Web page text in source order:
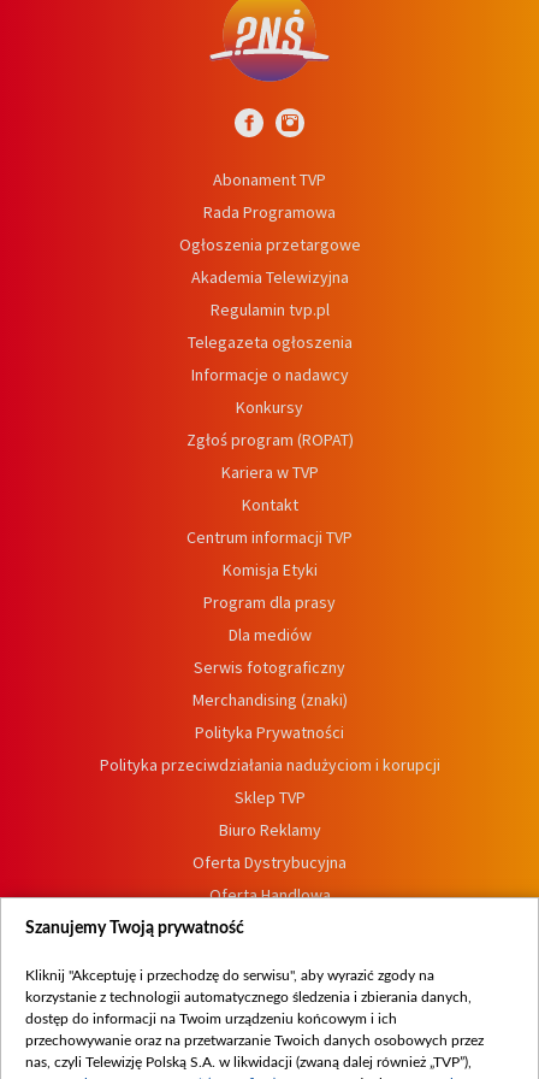
Abonament TVP
Rada Programowa
Ogłoszenia przetargowe
Akademia Telewizyjna
Regulamin tvp.pl
Telegazeta ogłoszenia
Informacje o nadawcy
Konkursy
Zgłoś program (ROPAT)
Kariera w TVP
Kontakt
Centrum informacji TVP
Komisja Etyki
Program dla prasy
Dla mediów
Serwis fotograficzny
Merchandising (znaki)
Polityka Prywatności
Polityka przeciwdziałania nadużyciom i korupcji
Sklep TVP
Biuro Reklamy
Oferta Dystrybucyjna
Oferta Handlowa
Dostępność
Procedura zgłoszeń wewnętrznych
Szanujemy Twoją prywatność
Kliknij "Akceptuję i przechodzę do serwisu", aby wyrazić zgody na
korzystanie z technologii automatycznego śledzenia i zbierania danych,
dostęp do informacji na Twoim urządzeniu końcowym i ich
przechowywanie oraz na przetwarzanie Twoich danych osobowych przez
nas, czyli Telewizję Polską S.A. w likwidacji (zwaną dalej również „TVP”),